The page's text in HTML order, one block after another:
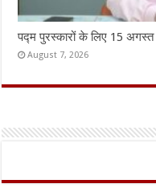
पद्म पुरस्कारों के लिए 15
August 7, 2026